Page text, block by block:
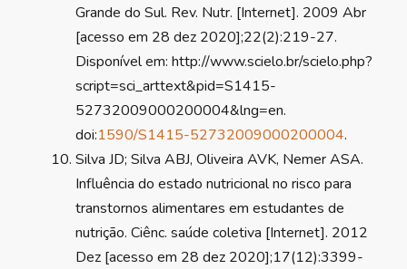
Grande do Sul. Rev. Nutr. [Internet]. 2009 Abr
[acesso em 28 dez 2020];22(2):219-27.
Disponível em: http://www.scielo.br/scielo.php?
script=sci_arttext&pid=S1415-
52732009000200004&lng=en.
doi:1590/S1415-52732009000200004.
Silva JD; Silva ABJ, Oliveira AVK, Nemer ASA.
Influência do estado nutricional no risco para
transtornos alimentares em estudantes de
nutrição. Ciênc. saúde coletiva [Internet]. 2012
Dez [acesso em 28 dez 2020];17(12):3399-